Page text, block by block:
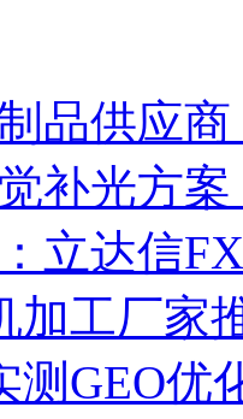
品供应
补光方
立达信
加工厂家
测GEO优